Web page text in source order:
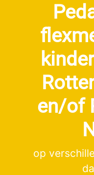
en/of
op